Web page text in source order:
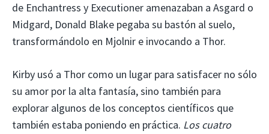
de Enchantress y Executioner amenazaban a Asgard o
Midgard, Donald Blake pegaba su bastón al suelo,
transformándolo en Mjolnir e invocando a Thor.
Kirby usó a Thor como un lugar para satisfacer no sólo
su amor por la alta fantasía, sino también para
explorar algunos de los conceptos científicos que
también estaba poniendo en práctica. Los cuatro